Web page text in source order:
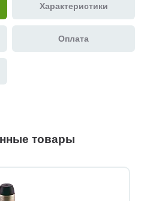
Характеристики
Оплата
товары